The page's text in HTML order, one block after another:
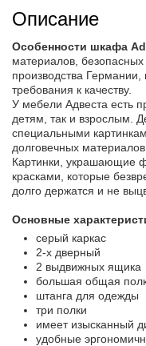
Описание
Особенности шкафа
материалов,
производства
требования к качеству.
У мебели Адвеста есть
детям, так и взрослым.
специальными
долговечных
Картинки, украшающие
красками, которые
долго держатся и не
Основные
серый каркас
2-х дверный
2 выдвижных ящика
большая общая
штанга для одежды
три полки
имеет изысканный
удобные